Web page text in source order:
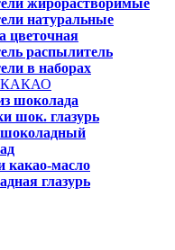
жирорастворимые
натуральные
цветочная
распылитель
в наборах
шоколада
шок. глазурь
какао-масло
глазурь